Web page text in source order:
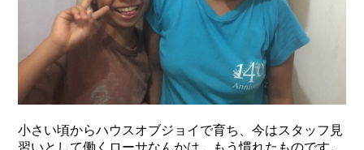
小さい頃からハウスオブジョイで育ち、今はスタッフ見
習いとして働くローサなんかは、もう慣れたものです。